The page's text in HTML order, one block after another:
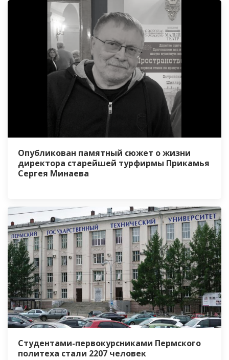
Опубликован памятный сюжет о жизни
директора старейшей турфирмы Прикамья
Сергея Минаева
Студентами-первокурсниками Пермского
политеха стали 2207 человек